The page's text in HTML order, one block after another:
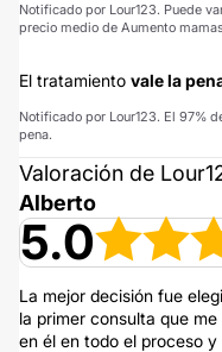
Notificado por Lour123. Puede
precio medio de Aumento
El tratamiento vale la
Notificado por Lour123. El 97%
pena.
Valoración de
Alberto
5.0
La mejor decisión fue
la primer consulta que
en él en todo el proceso